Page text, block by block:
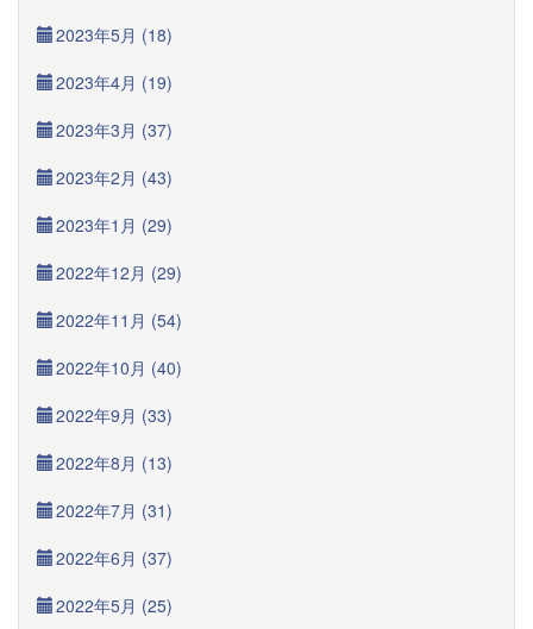
2023年5月 (18)
2023年4月 (19)
2023年3月 (37)
2023年2月 (43)
2023年1月 (29)
2022年12月 (29)
2022年11月 (54)
2022年10月 (40)
2022年9月 (33)
2022年8月 (13)
2022年7月 (31)
2022年6月 (37)
2022年5月 (25)